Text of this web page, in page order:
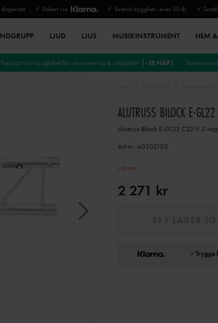
✓ Säkert via ✓ Svensk trygghet i över 50 år ✓
LJUD LJUS MUSIKINSTRUMENT HEM
Populärt nu! Ljudpaket för uteservering & uteplatser |› SE HÄR|
ALUTRUSS BILOCK E-
Alutruss Bilock E-GL22 C22-V 2-
Art nr: 60302103
Läs mer
2 271 kr
✓Trygga